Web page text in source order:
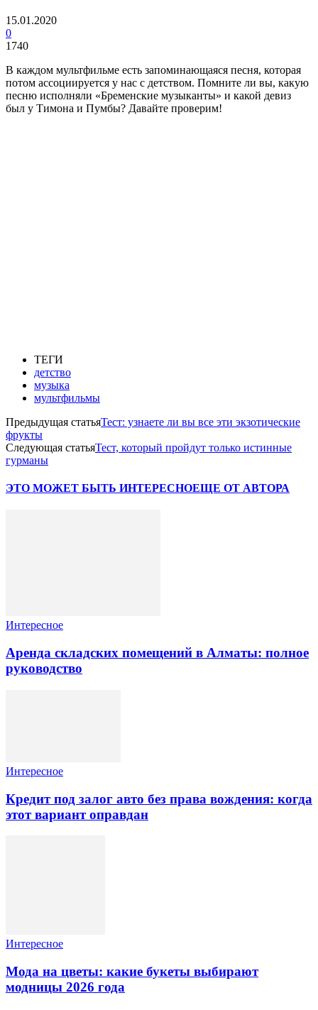
15.01.2020
0
1740
В каждом мультфильме есть запоминающаяся песня, которая
потом ассоциируется у нас с детством. Помните ли вы, какую
песню исполняли «Бременские музыканты» и какой девиз
был у Тимона и Пумбы? Давайте проверим!
ТЕГИ
детство
музыка
мультфильмы
Предыдущая статьяТест: узнаете ли вы все эти экзотические
фрукты
Следующая статьяТест, который пройдут только истинные
гурманы
ЭТО МОЖЕТ БЫТЬ ИНТЕРЕСНОЕЩЕ ОТ АВТОРА
Интересное
Аренда складских помещений в Алматы: полное
руководство
Интересное
Кредит под залог авто без права вождения: когда
этот вариант оправдан
Интересное
Мода на цветы: какие букеты выбирают
модницы 2026 года